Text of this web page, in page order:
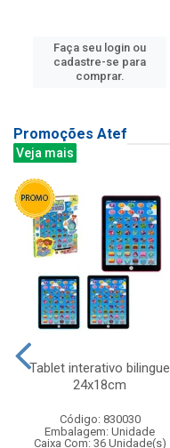
Faça seu login ou
cadastre-se para
comprar.
Promoções Atef
Veja mais
Tablet interativo bilingue
24x18cm
Código: 830030
Embalagem: Unidade
Caixa Com: 36 Unidade(s)